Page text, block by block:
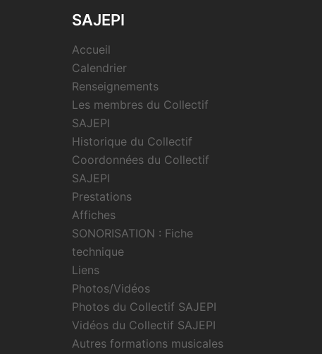
SAJEPI
Accueil
Calendrier
Renseignements
Les membres du Collectif
SAJEPI
Historique du Collectif
Coordonnées du Collectif
SAJEPI
Prestations
Affiches
SONORISATION : Fiche
technique
Liens
Photos/Vidéos
Photos du Collectif SAJEPI
Vidéos du Collectif SAJEPI
Autres formations musicales